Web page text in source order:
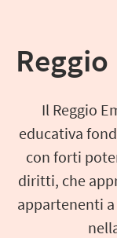
Il Reggio
educativa
con forti
diritti, che
appartenenti